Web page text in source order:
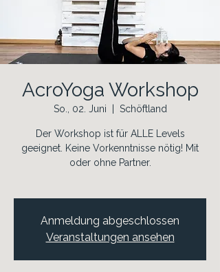
AcroYoga Workshop
So., 02. Juni Schöftland
Der Workshop ist für ALLE Levels
geeignet. Keine Vorkenntnisse nötig! Mit
oder ohne Partner.
Anmeldung abgeschlossen
Veranstaltungen ansehen